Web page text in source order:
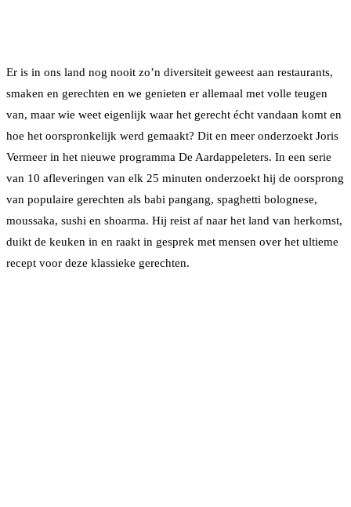
Er is in ons land nog nooit zo’n diversiteit geweest aan restaurants,
smaken en gerechten en we genieten er allemaal met volle teugen
van, maar wie weet eigenlijk waar het gerecht écht vandaan komt en
hoe het oorspronkelijk werd gemaakt? Dit en meer onderzoekt Joris
Vermeer in het nieuwe programma De Aardappeleters. In een serie
van 10 afleveringen van elk 25 minuten onderzoekt hij de oorsprong
van populaire gerechten als babi pangang, spaghetti bolognese,
moussaka, sushi en shoarma. Hij reist af naar het land van herkomst,
duikt de keuken in en raakt in gesprek met mensen over het ultieme
recept voor deze klassieke gerechten.